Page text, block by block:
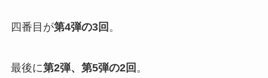
四番目が第4弾の3回 。
最後に第2弾、第5弾の2回 。